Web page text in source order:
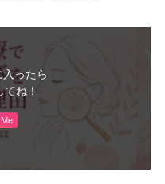
ったら
ね！